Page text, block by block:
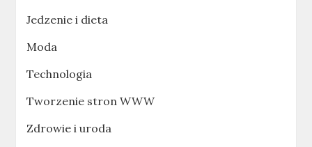
Jedzenie i dieta
Moda
Technologia
Tworzenie stron WWW
Zdrowie i uroda